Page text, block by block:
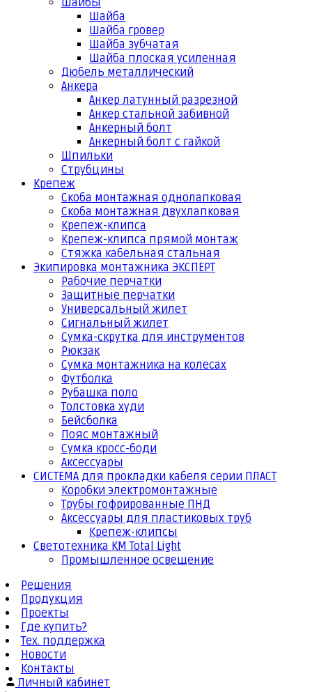
Шайбы
Шайба
Шайба гровер
Шайба зубчатая
Шайба плоская усиленная
Дюбель металлический
Анкера
Анкер латунный разрезной
Анкер стальной забивной
Анкерный болт
Анкерный болт с гайкой
Шпильки
Струбцины
Крепеж
Скоба монтажная однолапковая
Скоба монтажная двухлапковая
Крепеж-клипса
Крепеж-клипса прямой монтаж
Стяжка кабельная стальная
Экипировка монтажника ЭКСПЕРТ
Рабочие перчатки
Защитные перчатки
Универсальный жилет
Сигнальный жилет
Сумка-скрутка для инструментов
Рюкзак
Сумка монтажника на колесах
Футболка
Рубашка поло
Толстовка худи
Бейсболка
Пояс монтажный
Сумка кросс-боди
Аксессуары
СИСТЕМА для прокладки кабеля серии ПЛАСТ
Коробки электромонтажные
Трубы гофрированные ПНД
Аксессуары для пластиковых труб
Крепеж-клипсы
Светотехника КМ Total Light
Промышленное освещение
Решения
Продукция
Проекты
Где купить?
Тех. поддержка
Новости
Контакты
Личный кабинет